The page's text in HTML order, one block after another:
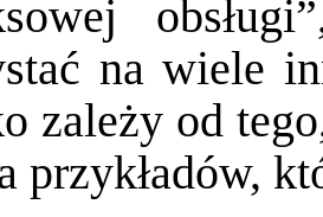
na wiele
zależy od
przykładów,